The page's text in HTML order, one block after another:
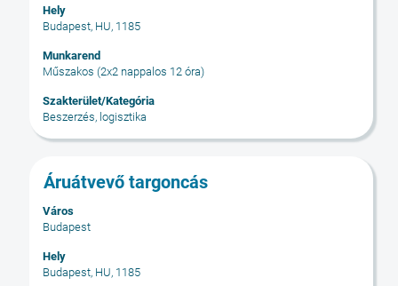
Hely
Budapest, HU, 1185
Munkarend
Műszakos (2x2 nappalos 12 óra)
Szakterület/Kategória
Beszerzés, logisztika
billentyűvel
az
állásinformáció
teljes
megtekintéséhez.
Cím
Áruátvevő targoncás
Város
Budapest
Hely
Budapest, HU, 1185
Jelölje
a
szóköz
billentyűvel
az